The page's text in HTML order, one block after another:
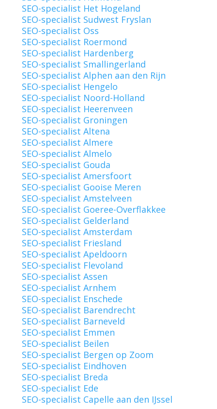
SEO-specialist Het Hogeland
SEO-specialist Sudwest Fryslan
SEO-specialist Oss
SEO-specialist Roermond
SEO-specialist Hardenberg
SEO-specialist Smallingerland
SEO-specialist Alphen aan den Rijn
SEO-specialist Hengelo
SEO-specialist Noord-Holland
SEO-specialist Heerenveen
SEO-specialist Groningen
SEO-specialist Altena
SEO-specialist Almere
SEO-specialist Almelo
SEO-specialist Gouda
SEO-specialist Amersfoort
SEO-specialist Gooise Meren
SEO-specialist Amstelveen
SEO-specialist Goeree-Overflakkee
SEO-specialist Gelderland
SEO-specialist Amsterdam
SEO-specialist Friesland
SEO-specialist Apeldoorn
SEO-specialist Flevoland
SEO-specialist Assen
SEO-specialist Arnhem
SEO-specialist Enschede
SEO-specialist Barendrecht
SEO-specialist Barneveld
SEO-specialist Emmen
SEO-specialist Beilen
SEO-specialist Bergen op Zoom
SEO-specialist Eindhoven
SEO-specialist Breda
SEO-specialist Ede
SEO-specialist Capelle aan den IJssel